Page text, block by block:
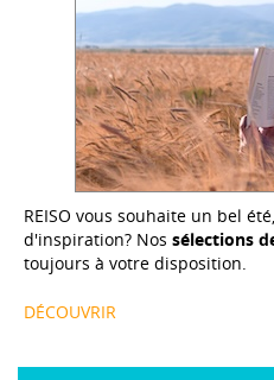
REISO vous souhaite un bel
d'inspiration? Nos sélections
toujours à votre disposition.
DÉCOUVRIR